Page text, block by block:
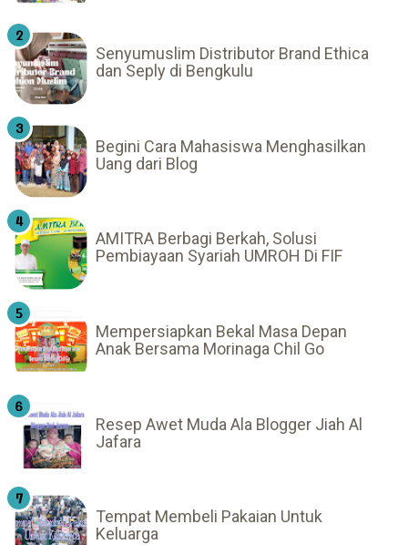
Senyumuslim Distributor Brand Ethica
dan Seply di Bengkulu
Begini Cara Mahasiswa Menghasilkan
Uang dari Blog
AMITRA Berbagi Berkah, Solusi
Pembiayaan Syariah UMROH Di FIF
Mempersiapkan Bekal Masa Depan
Anak Bersama Morinaga Chil Go
Resep Awet Muda Ala Blogger Jiah Al
Jafara
Tempat Membeli Pakaian Untuk
Keluarga